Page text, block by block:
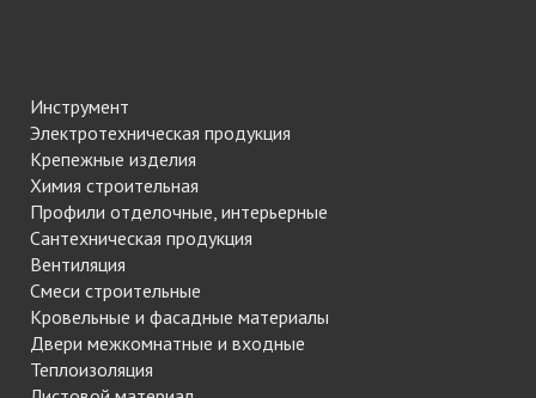
Инструмент
Электротехническая продукция
Крепежные изделия
Химия строительная
Профили отделочные, интерьерные
Сантехническая продукция
Вентиляция
Смеси строительные
Кровельные и фасадные материалы
Двери межкомнатные и входные
Теплоизоляция